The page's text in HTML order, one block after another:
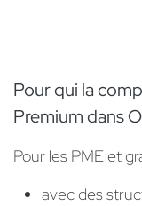
Pour qui la
Premium dans
Pour les PME et
avec des